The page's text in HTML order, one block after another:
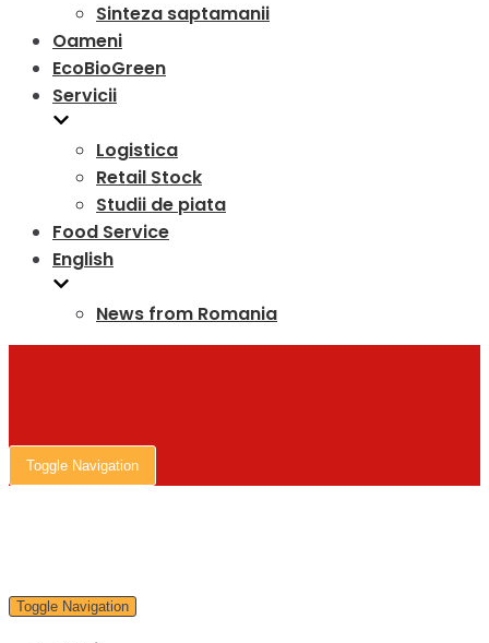
Sinteza saptamanii
Oameni
EcoBioGreen
Servicii
Logistica
Retail Stock
Studii de piata
Food Service
English
News from Romania
Toggle Navigation
Toggle Navigation